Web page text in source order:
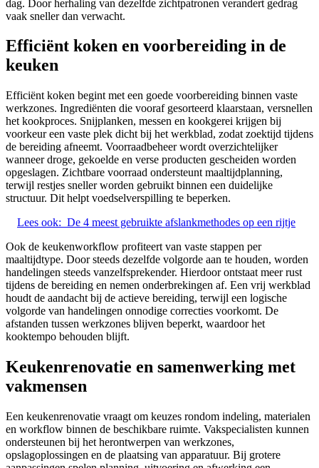
dag. Door herhaling van dezelfde zichtpatronen verandert gedrag
vaak sneller dan verwacht.
Efficiënt koken en voorbereiding in de
keuken
Efficiënt koken begint met een goede voorbereiding binnen vaste
werkzones. Ingrediënten die vooraf gesorteerd klaarstaan, versnellen
het kookproces. Snijplanken, messen en kookgerei krijgen bij
voorkeur een vaste plek dicht bij het werkblad, zodat zoektijd tijdens
de bereiding afneemt. Voorraadbeheer wordt overzichtelijker
wanneer droge, gekoelde en verse producten gescheiden worden
opgeslagen. Zichtbare voorraad ondersteunt maaltijdplanning,
terwijl restjes sneller worden gebruikt binnen een duidelijke
structuur. Dit helpt voedselverspilling te beperken.
Lees ook: De 4 meest gebruikte afslankmethodes op een rijtje
Ook de keukenworkflow profiteert van vaste stappen per
maaltijdtype. Door steeds dezelfde volgorde aan te houden, worden
handelingen steeds vanzelfsprekender. Hierdoor ontstaat meer rust
tijdens de bereiding en nemen onderbrekingen af. Een vrij werkblad
houdt de aandacht bij de actieve bereiding, terwijl een logische
volgorde van handelingen onnodige correcties voorkomt. De
afstanden tussen werkzones blijven beperkt, waardoor het
kooktempo behouden blijft.
Keukenrenovatie en samenwerking met
vakmensen
Een keukenrenovatie vraagt om keuzes rondom indeling, materialen
en workflow binnen de beschikbare ruimte. Vakspecialisten kunnen
ondersteunen bij het herontwerpen van werkzones,
opslagoplossingen en de plaatsing van apparatuur. Bij grotere